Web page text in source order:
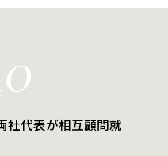
社代表が相互顧問就